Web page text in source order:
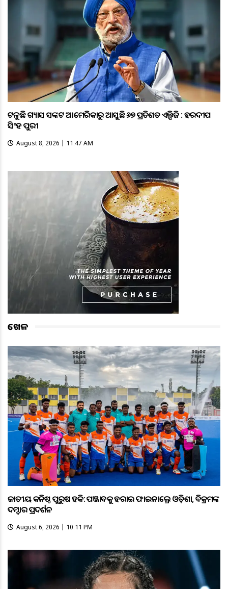
ଟଳୁଛି ଗ୍ୟାସ ସଙ୍କଟ ଆମେରିକାରୁ ଆସୁଛି ୬୭ ପ୍ରତିଶତ ଏଲ୍ପିଜି : ହରଦୀପ
ସିଂହ ପୁରୀ
August 8, 2026 | 11:47 AM
ଖେଳ
ଜାତୀୟ କନିଷ୍ଠ ପୁରୁଷ ହକି: ପଞ୍ଜାବକୁ ହରାଇ ଫାଇନାଲ୍ରେ ଓଡ଼ିଶା, ବିକ୍ରମଙ୍କ
ଦମ୍ଦାର ପ୍ରଦର୍ଶନ
August 6, 2026 | 10:11 PM